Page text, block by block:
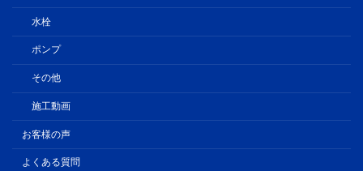
水栓
ポンプ
その他
施工動画
お客様の声
よくある質問